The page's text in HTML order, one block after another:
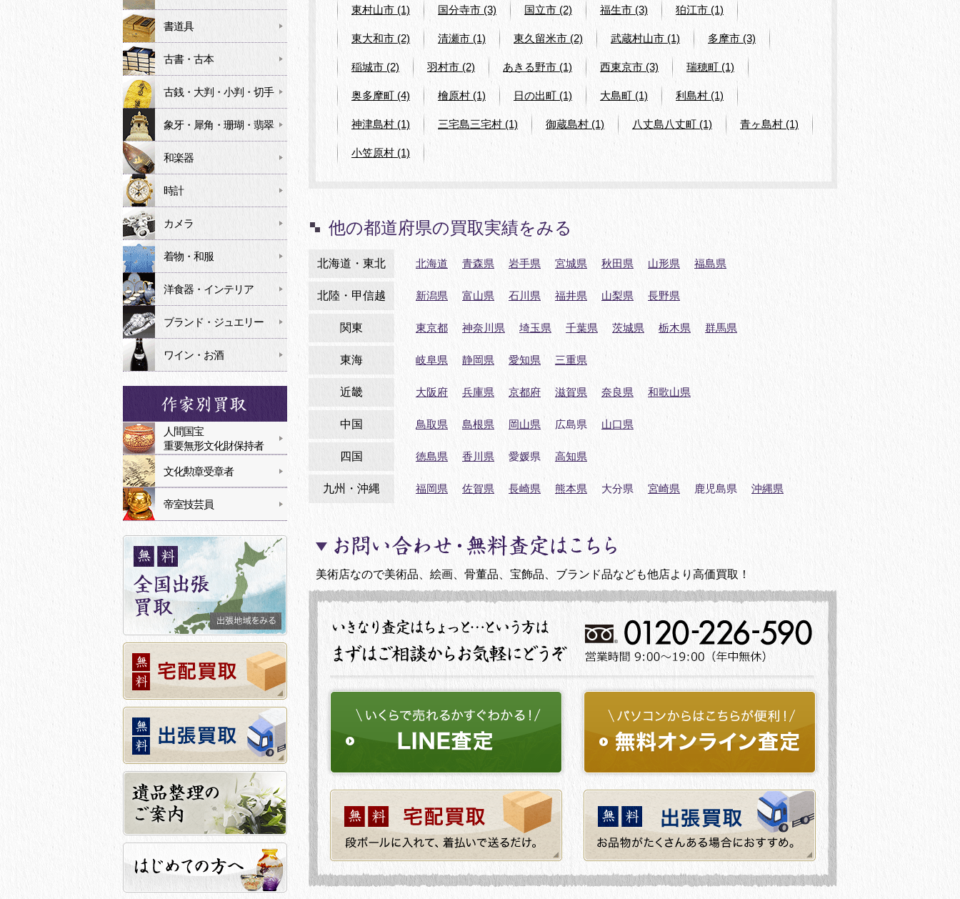
東村山市 (1) 国分寺市 (3) 国立市 (2) 福生市 (3) 狛江市 (1)
東大和市 (2) 清瀬市 (1) 東久留米市 (2) 武蔵村山市 (1) 多摩市 (3)
稲城市 (2) 羽村市 (2) あきる野市 (1) 西東京市 (3) 瑞穂町 (1)
奥多摩町 (4) 檜原村 (1) 日の出町 (1) 大島町 (1) 利島村 (1)
神津島村 (1) 三宅島三宅村 (1) 御蔵島村 (1) 八丈島八丈町 (1) 青ヶ島村 (1)
小笠原村 (1)
他の都道府県の買取実績をみる
北海道・東北 北海道 青森県 岩手県 宮城県 秋田県 山形県 福島県
北陸・甲信越 新潟県 富山県 石川県 福井県 山梨県 長野県
関東 東京都 神奈川県 埼玉県 千葉県 茨城県 栃木県 群馬県
東海 岐阜県 静岡県 愛知県 三重県
近畿 大阪府 兵庫県 京都府 滋賀県 奈良県 和歌山県
中国 鳥取県 島根県 岡山県 広島県 山口県
四国 徳島県 香川県 愛媛県 高知県
九州・沖縄 福岡県 佐賀県 長崎県 熊本県 大分県 宮崎県 鹿児島県 沖縄県
美術店なので美術品、絵画、骨董品、宝飾品、ブランド品なども他店より高価買取！
書道具
古書・古本
古銭・大判・小判・切手
象牙・犀角・珊瑚・翡翠
和楽器
時計
カメラ
着物・和服
洋食器・インテリア
ブランド・ジュエリー
ワイン・お酒
人間国宝
重要無形文化財保持者
文化勲章受章者
帝室技芸員